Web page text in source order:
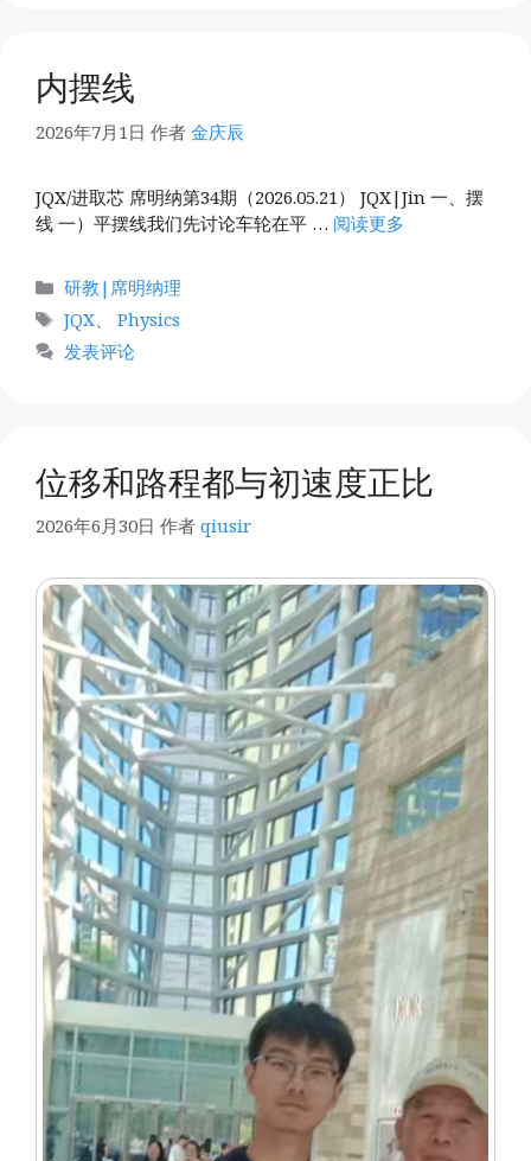
内摆线
2026年7月1日 作者 金庆辰
JQX/进取芯 席明纳第34期（2026.05.21） JQX|Jin 一、摆
线 一）平摆线我们先讨论车轮在平 … 阅读更多
分
类
研教|席明纳理
标
签
JQX
Physics
发表评论
位移和路程都与初速度正比
2026年6月30日 作者 qiusir